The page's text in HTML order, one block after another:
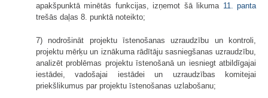
apakšpunktā minētās funkcijas, izņemot šā likuma 11. panta
trešās daļas 8. punktā noteikto;
7) nodrošināt projektu īstenošanas uzraudzību un kontroli,
projektu mērķu un iznākuma rādītāju sasniegšanas uzraudzību,
analizēt problēmas projektu īstenošanā un iesniegt atbildīgajai
iestādei, vadošajai iestādei un uzraudzības komitejai
priekšlikumus par projektu īstenošanas uzlabošanu;